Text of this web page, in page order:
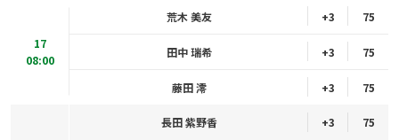
17
08:00
荒木 美友 +3 75
田中 瑞希 +3 75
藤田 澪 +3 75
長田 紫野香 +3 75